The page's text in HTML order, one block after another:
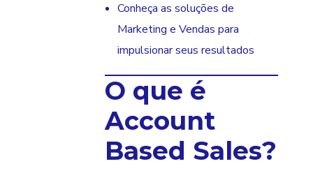
Conheça as soluções de
Marketing e Vendas para
impulsionar seus resultados
O que é
Account
Based Sales?